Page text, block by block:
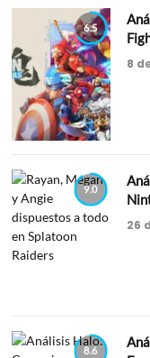
6.5
8
9.0
26
8.6